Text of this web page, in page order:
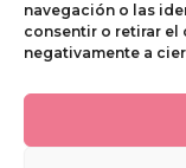
navegación o las
consentir o retirar
negativamente a
SI